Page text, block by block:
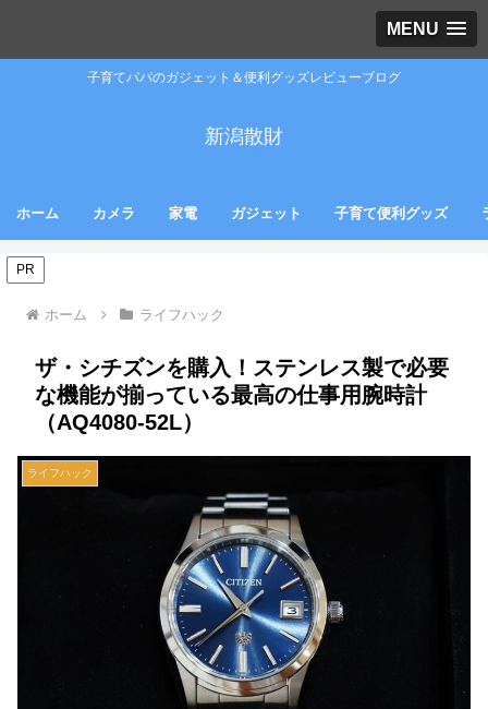
MENU
子育てパパのガジェット＆便利グッズレビューブログ
新潟散財
ホーム カメラ 家電 ガジェット 子育て便利グッズ
PR
ホーム ライフハック
ザ・シチズンを購入！ステンレス製で必要
な機能が揃っている最高の仕事用腕時計
（AQ4080-52L）
ライフハック